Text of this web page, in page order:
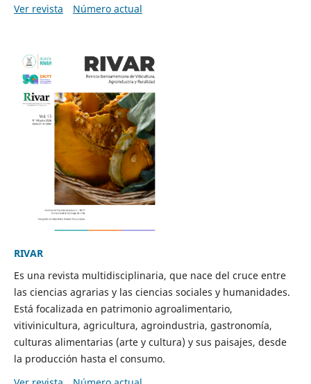
Ver revista
Número actual
RIVAR
Es una revista multidisciplinaria, que nace del cruce entre
las ciencias agrarias y las ciencias sociales y humanidades.
Está focalizada en patrimonio agroalimentario,
vitivinicultura, agricultura, agroindustria, gastronomía,
culturas alimentarias (arte y cultura) y sus paisajes, desde
la producción hasta el consumo.